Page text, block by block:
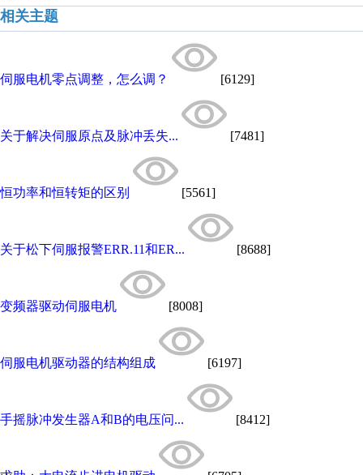
相关主题
伺服电机零点调整，怎么调？ [6129]
关于解决伺服原点及脉冲丢失... [7481]
恒功率和恒转矩的区别 [5561]
关于松下伺服报警ERR.11和ER... [8688]
变频器驱动伺服电机 [8008]
伺服电机驱动器的结构组成 [6197]
手摇脉冲发生器A和B的电压问... [8412]